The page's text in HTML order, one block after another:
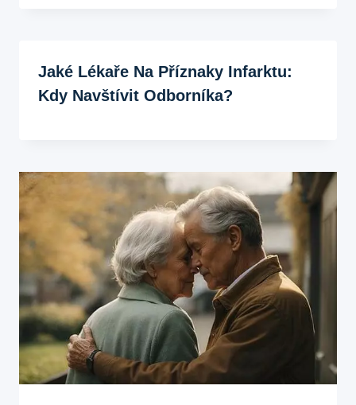
Jaké Lékaře Na Příznaky Infarktu:
Kdy Navštívit Odborníka?